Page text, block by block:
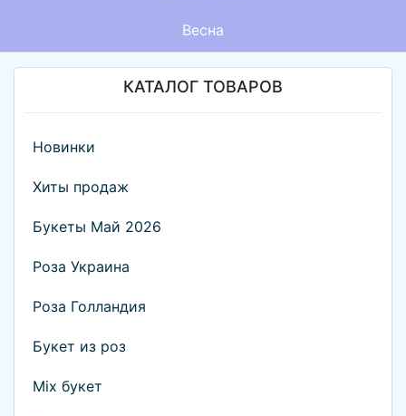
Весна
КАТАЛОГ ТОВАРОВ
Новинки
Хиты продаж
Букеты Май 2026
Роза Украина
Роза Голландия
Букет из роз
Mix букет